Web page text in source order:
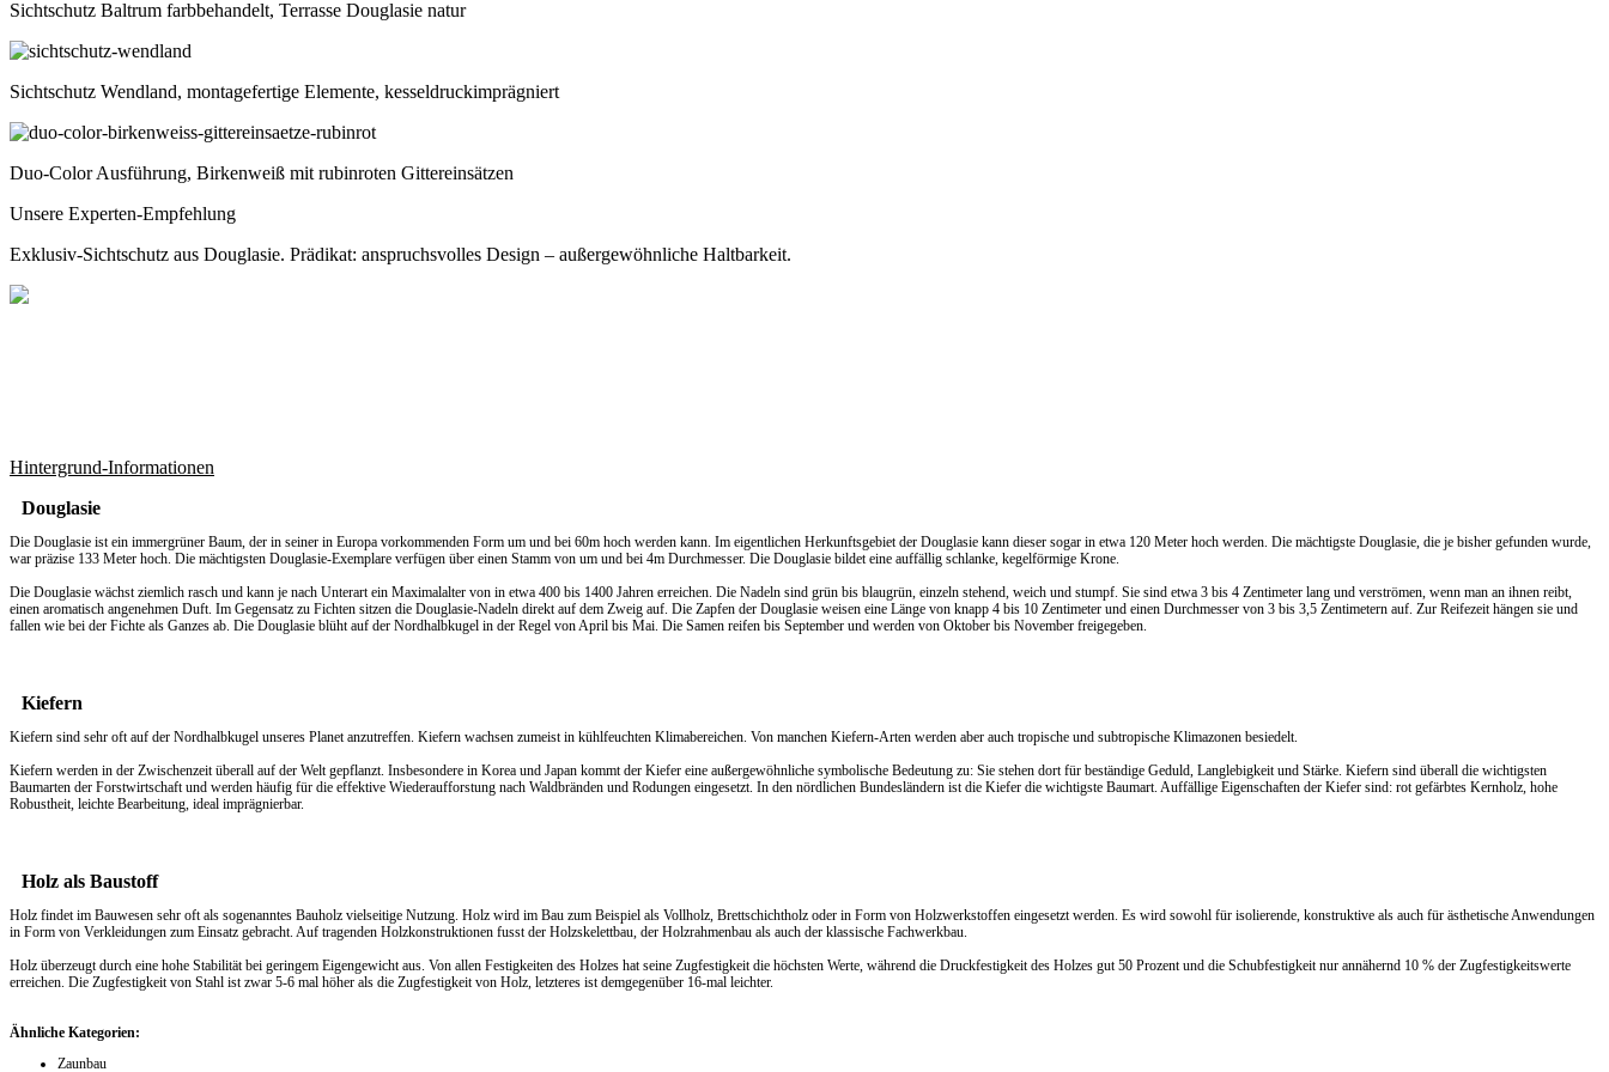
Sichtschutz Baltrum farbbehandelt, Terrasse Douglasie natur
Sichtschutz Wendland, montagefertige Elemente, kesseldruckimprägniert
Duo-Color Ausführung, Birkenweiß mit rubinroten Gittereinsätzen
Unsere Experten-Empfehlung
Exklusiv-Sichtschutz aus Douglasie. Prädikat: anspruchsvolles Design – außergewöhnliche Haltbarkeit.
Hintergrund-Informationen
Douglasie
Die Douglasie ist ein immergrüner Baum, der in seiner in Europa vorkommenden Form um und bei 60m hoch werden kann. Im eigentlichen Herkunftsgebiet der Douglasie kann dieser sogar in etwa 120 Meter hoch werden. Die mächtigste Douglasie, die je bisher gefunden wurde,
war präzise 133 Meter hoch. Die mächtigsten Douglasie-Exemplare verfügen über einen Stamm von um und bei 4m Durchmesser. Die Douglasie bildet eine auffällig schlanke, kegelförmige Krone.
Die Douglasie wächst ziemlich rasch und kann je nach Unterart ein Maximalalter von in etwa 400 bis 1400 Jahren erreichen. Die Nadeln sind grün bis blaugrün, einzeln stehend, weich und stumpf. Sie sind etwa 3 bis 4 Zentimeter lang und verströmen, wenn man an ihnen reibt,
einen aromatisch angenehmen Duft. Im Gegensatz zu Fichten sitzen die Douglasie-Nadeln direkt auf dem Zweig auf. Die Zapfen der Douglasie weisen eine Länge von knapp 4 bis 10 Zentimeter und einen Durchmesser von 3 bis 3,5 Zentimetern auf. Zur Reifezeit hängen sie und
fallen wie bei der Fichte als Ganzes ab. Die Douglasie blüht auf der Nordhalbkugel in der Regel von April bis Mai. Die Samen reifen bis September und werden von Oktober bis November freigegeben.
Kiefern
Kiefern sind sehr oft auf der Nordhalbkugel unseres Planet anzutreffen. Kiefern wachsen zumeist in kühlfeuchten Klimabereichen. Von manchen Kiefern-Arten werden aber auch tropische und subtropische Klimazonen besiedelt.
Kiefern werden in der Zwischenzeit überall auf der Welt gepflanzt. Insbesondere in Korea und Japan kommt der Kiefer eine außergewöhnliche symbolische Bedeutung zu: Sie stehen dort für beständige Geduld, Langlebigkeit und Stärke. Kiefern sind überall die wichtigsten
Baumarten der Forstwirtschaft und werden häufig für die effektive Wiederaufforstung nach Waldbränden und Rodungen eingesetzt. In den nördlichen Bundesländern ist die Kiefer die wichtigste Baumart. Auffällige Eigenschaften der Kiefer sind: rot gefärbtes Kernholz, hohe
Robustheit, leichte Bearbeitung, ideal imprägnierbar.
Holz als Baustoff
Holz findet im Bauwesen sehr oft als sogenanntes Bauholz vielseitige Nutzung. Holz wird im Bau zum Beispiel als Vollholz, Brettschichtholz oder in Form von Holzwerkstoffen eingesetzt werden. Es wird sowohl für isolierende, konstruktive als auch für ästhetische Anwendungen
in Form von Verkleidungen zum Einsatz gebracht. Auf tragenden Holzkonstruktionen fusst der Holzskelettbau, der Holzrahmenbau als auch der klassische Fachwerkbau.
Holz überzeugt durch eine hohe Stabilität bei geringem Eigengewicht aus. Von allen Festigkeiten des Holzes hat seine Zugfestigkeit die höchsten Werte, während die Druckfestigkeit des Holzes gut 50 Prozent und die Schubfestigkeit nur annähernd 10 % der Zugfestigkeitswerte
erreichen. Die Zugfestigkeit von Stahl ist zwar 5-6 mal höher als die Zugfestigkeit von Holz, letzteres ist demgegenüber 16-mal leichter.
Ähnliche Kategorien:
Zaunbau